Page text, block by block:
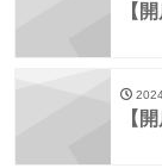
【開
【開